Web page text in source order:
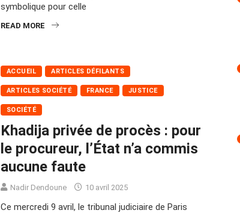
symbolique pour celle
READ MORE
ACCUEIL ARTICLES DÉFILANTS
ARTICLES SOCIÉTÉ FRANCE JUSTICE
SOCIÉTÉ
Khadija privée de procès : pour
le procureur, l’État n’a commis
aucune faute
Nadir Dendoune 10 avril 2025
Ce mercredi 9 avril, le tribunal judiciaire de Paris